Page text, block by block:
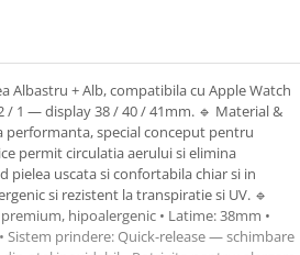
Albastru + Alb, compatibila cu Apple Watch
/ 1 — display 38 / 40 / 41mm. 🔹 Material &
performanta, special conceput pentru
permit circulatia aerului si elimina
uscata si confortabila chiar si in
si rezistent la transpiratie si UV. 🔹
hipoalergenic • Latime: 38mm •
prindere: Quick-release — schimbare